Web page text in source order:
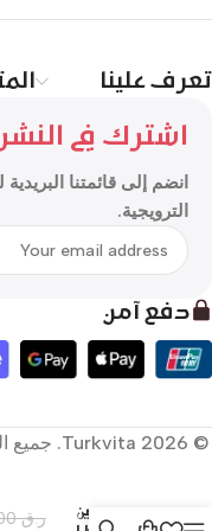
تعرف علينا
اشترك في
انضم إلى قائمتنا
الترويجية.
دفع آمن
© 2026 Turkvita. جميع الحقوق محفوظة. صيدلية موثوقة في تركيا
بيوكسين
ر.ق149.00